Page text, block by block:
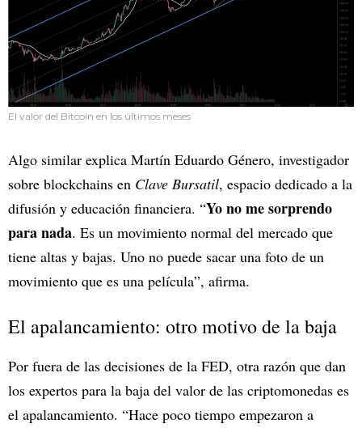
El valor del Bitcoin en los últimos meses
Algo similar explica Martín Eduardo Género, investigador
sobre blockchains en Clave Bursatil, espacio dedicado a la
difusión y educación financiera. “Yo no me sorprendo
para nada. Es un movimiento normal del mercado que
tiene altas y bajas. Uno no puede sacar una foto de un
movimiento que es una película”, afirma.
El apalancamiento: otro motivo de la baja
Por fuera de las decisiones de la FED, otra razón que dan
los expertos para la baja del valor de las criptomonedas es
el apalancamiento. “Hace poco tiempo empezaron a